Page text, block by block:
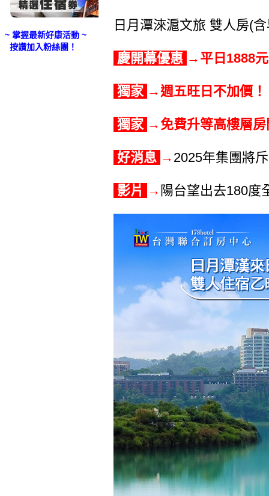
~ 掌握最新好康活動 ~
按讚加入粉絲團！
日月潭淶滬文旅 雙人房(
慶開幕優惠 →平日1888
獨家 →週五旺日不加價！
獨家 →免費升等高樓層房
好消息 → 2025年集團將
影片 → 陽台望出去180度